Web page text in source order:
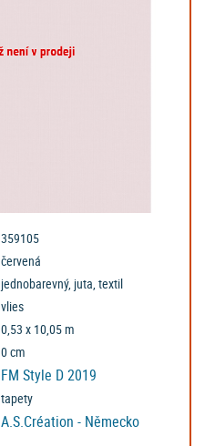
359105
červená
jednobarevný, juta, textil
vlies
0,53 x 10,05 m
0 cm
FM Style D 2019
tapety
A.S.Création - Německo